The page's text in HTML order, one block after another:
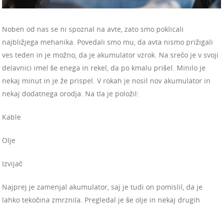
Noben od nas se ni spoznal na avte, zato smo poklicali
najbližjega mehanika. Povedali smo mu, da avta nismo prižigali
ves teden in je možno, da je akumulator vzrok. Na srečo je v svoji
delavnici imel še enega in rekel, da po kmalu prišel. Minilo je
nekaj minut in je že prispel. V rokah je nosil nov akumulator in
nekaj dodatnega orodja. Na tla je položil:
Kable
Olje
Izvijač
Najprej je zamenjal akumulator, saj je tudi on pomislil, da je
lahko tekočina zmrznila. Pregledal je še olje in nekaj drugih